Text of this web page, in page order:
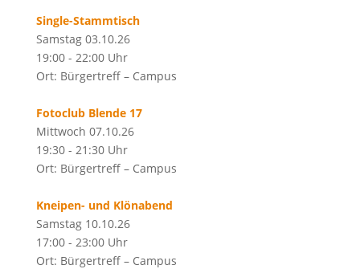
Single-Stammtisch
Samstag 03.10.26
19:00 - 22:00 Uhr
Ort: Bürgertreff – Campus
Fotoclub Blende 17
Mittwoch 07.10.26
19:30 - 21:30 Uhr
Ort: Bürgertreff – Campus
Kneipen- und Klönabend
Samstag 10.10.26
17:00 - 23:00 Uhr
Ort: Bürgertreff – Campus